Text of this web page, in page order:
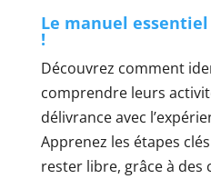
Le manuel
!
Découvrez comment
comprendre leurs
délivrance avec
Apprenez les étapes
rester libre, grâce à